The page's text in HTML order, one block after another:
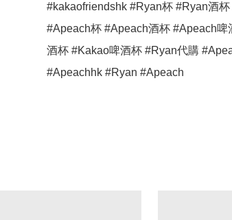
#kakaofriendshk #Ryan杯 #Ryan酒
#Apeach杯 #Apeach酒杯 #Apeach
酒杯 #Kakao啤酒杯 #Ryan代購
#Apeachhk #Ryan #Apeach